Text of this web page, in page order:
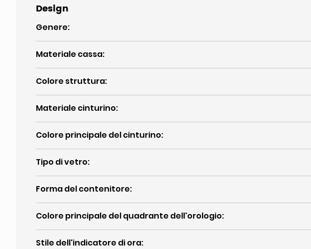
Design
Genere:
Materiale cassa:
Colore struttura:
Materiale cinturino:
Colore principale del cinturino:
Tipo di vetro:
Forma del contenitore:
Colore principale del quadrante dell'orologio:
Stile dell'indicatore di ora: